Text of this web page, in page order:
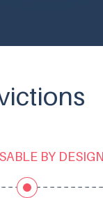
BY DESIGN